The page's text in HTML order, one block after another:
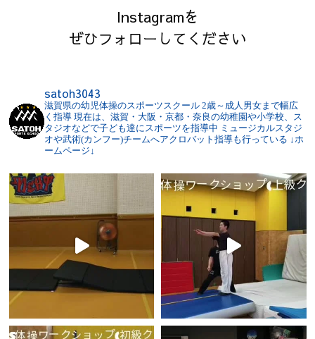
Instagramを
ぜひフォローしてください
satoh3043
滋賀県の幼児体操のスポーツスクール2歳～成人男女まで幅広
く指導現在は、滋賀・大阪・京都・奈良の幼稚園や小学校、ス
タジオなどで子ども達にスポーツを指導中 ミュージカルスタジ
オや武術(カンフー)チームへアクロバット指導も行っている ↓ホ
ームページ↓